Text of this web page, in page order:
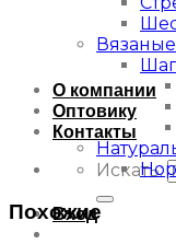
О компании
Оптовику
Контакты
Искать:
Вход
Похожие